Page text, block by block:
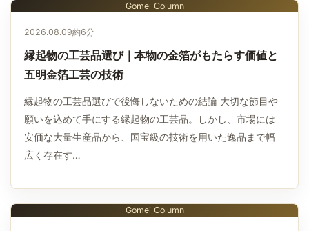
Gomei Column
2026.08.09約6分
縁起物の工芸品選び｜本物の金箔がもたらす価値と
五明金箔工芸の技術
縁起物の工芸品選びで後悔しないための結論 大切な節目や
願いを込めて手にする縁起物の工芸品。しかし、市場には
安価な大量生産品から、国宝級の技術を用いた逸品まで幅
広く存在す…
Gomei Column